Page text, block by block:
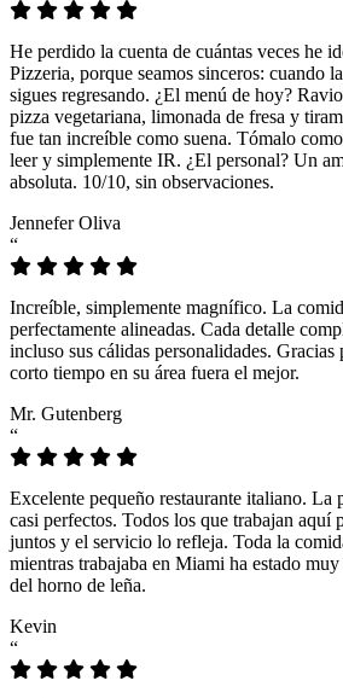
He perdido la cuenta de cuántas veces he
Pizzeria, porque seamos sinceros: cuando
sigues regresando. ¿El menú de hoy?
pizza vegetariana, limonada de fresa y
fue tan increíble como suena. Tómalo
leer y simplemente IR. ¿El personal? Un
absoluta. 10/10, sin observaciones.
Jennefer Oliva
“
Increíble, simplemente magnífico. La
perfectamente alineadas. Cada detalle
incluso sus cálidas personalidades. Gracias
corto tiempo en su área fuera el mejor.
Mr. Gutenberg
“
Excelente pequeño restaurante italiano. La
casi perfectos. Todos los que trabajan aquí
juntos y el servicio lo refleja. Toda la
mientras trabajaba en Miami ha estado
del horno de leña.
Kevin
“